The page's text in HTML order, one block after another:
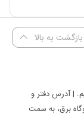
بازگشت به بالا
شما هستیم. | آدرس دفتر و
برق، به سمت